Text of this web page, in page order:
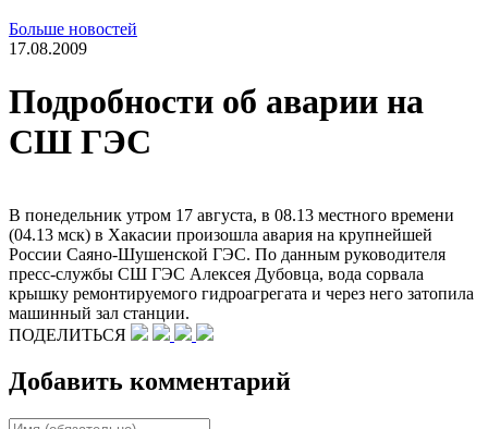
Больше новостей
17.08.2009
Подробности об аварии на
СШ ГЭС
В понедельник утром 17 августа, в 08.13 местного времени
(04.13 мск) в Хакасии произошла авария на крупнейшей
России Саяно-Шушенской ГЭС. По данным руководителя
пресс-службы СШ ГЭС Алексея Дубовца, вода сорвала
крышку ремонтируемого гидроагрегата и через него затопила
машинный зал станции.
ПОДЕЛИТЬСЯ
Добавить комментарий